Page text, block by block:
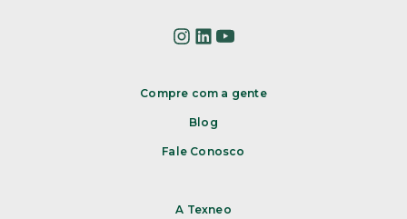
Compre com a gente
Blog
Fale Conosco
A Texneo